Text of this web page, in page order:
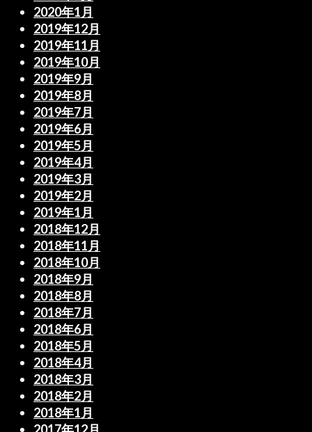
2020年1月
2019年12月
2019年11月
2019年10月
2019年9月
2019年8月
2019年7月
2019年6月
2019年5月
2019年4月
2019年3月
2019年2月
2019年1月
2018年12月
2018年11月
2018年10月
2018年9月
2018年8月
2018年7月
2018年6月
2018年5月
2018年4月
2018年3月
2018年2月
2018年1月